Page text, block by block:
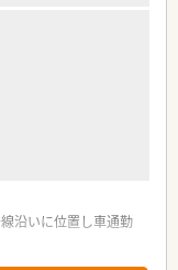
沿いに位置し車通勤